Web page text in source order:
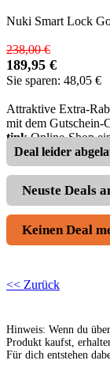
Nuki Smart Lock
238,00 €
189,95 €
Sie sparen: 48,05 €
Attraktive Extra-
mit dem Gutschein-
tinkOnline-Shop
Deal leider
Neuste Deals
Keinen Deal
<< Zurück
Hinweis: Wenn du
Produkt kaufst,
Für dich entstehen